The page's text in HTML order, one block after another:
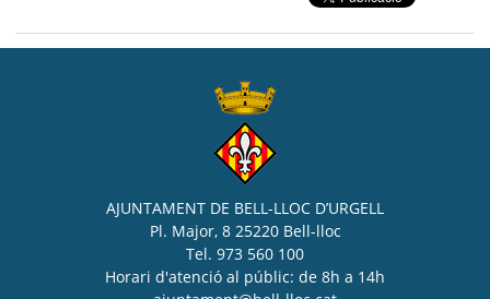
AJUNTAMENT DE BELL-LLOC D’URGELL
Pl. Major, 8 25220 Bell-lloc
Tel. 973 560 100
Horari d'atenció al públic: de 8h a 14h